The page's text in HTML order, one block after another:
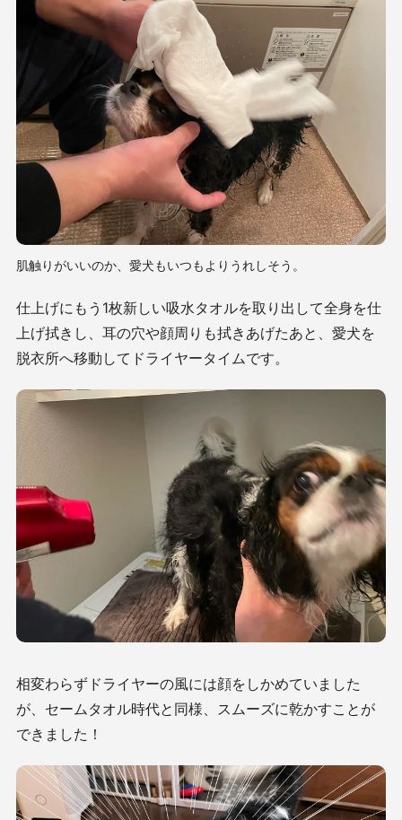
肌触りがいいのか、愛犬もいつもよりうれしそう。
仕上げにもう1枚新しい吸水タオルを取り出して全身を仕
上げ拭きし、耳の穴や顔周りも拭きあげたあと、愛犬を
脱衣所へ移動してドライヤータイムです。
相変わらずドライヤーの風には顔をしかめていました
が、セームタオル時代と同様、スムーズに乾かすことが
できました！